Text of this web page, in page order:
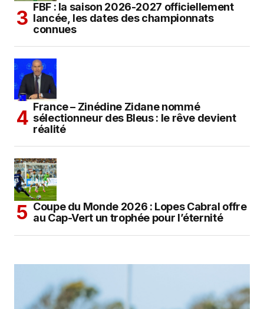
FBF : la saison 2026-2027 officiellement
lancée, les dates des championnats
connues
France – Zinédine Zidane nommé
sélectionneur des Bleus : le rêve devient
réalité
Coupe du Monde 2026 : Lopes Cabral offre
au Cap-Vert un trophée pour l’éternité